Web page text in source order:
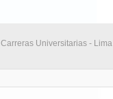
Carreras Universitarias - Lima